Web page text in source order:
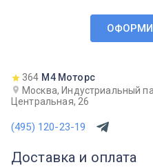
364 М4 Моторс
Москва, Индустриальный
Центральная, 26
(495) 120-23-19
Доставка и оплата